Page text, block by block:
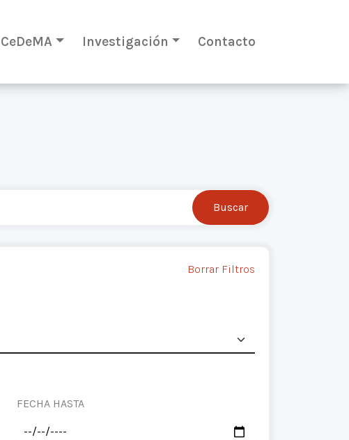
CeDeMA Investigación Contacto
Borrar Filtros
FECHA HASTA